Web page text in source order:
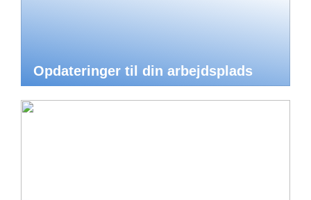
Opdateringer til din arbejdsplads